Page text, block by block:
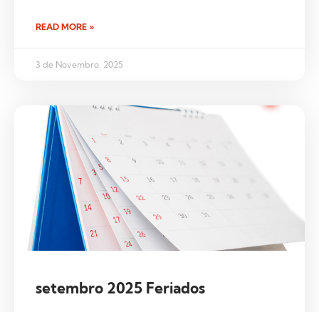
READ MORE »
3 de Novembro, 2025
setembro 2025 Feriados